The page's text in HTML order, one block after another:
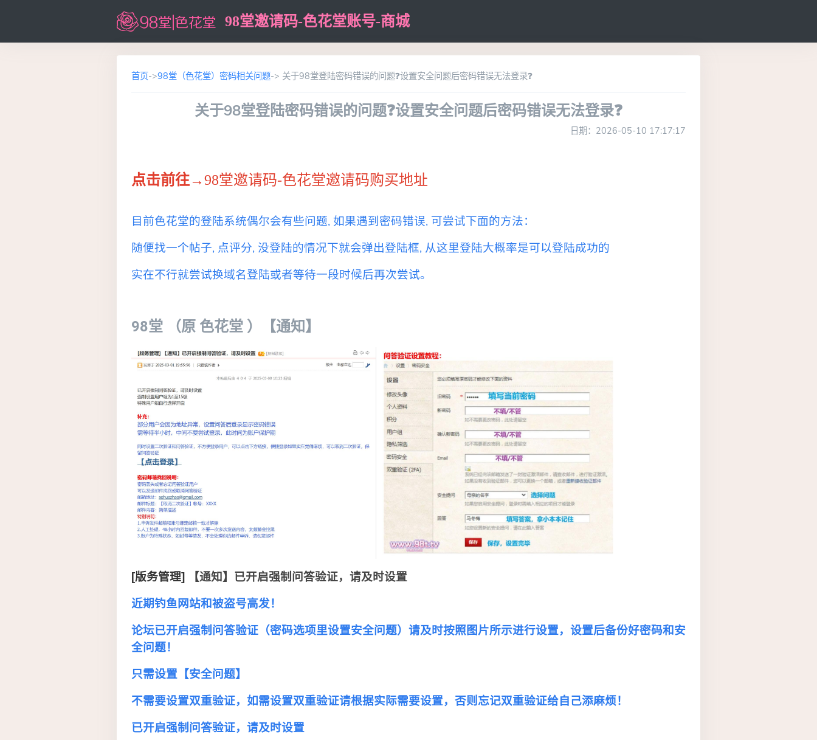
98堂邀请码-色花堂账号-商城
首页->98堂（色花堂）密码相关问题-> 关于98堂登陆密码错误的问题❓设置安全问题后密码错误无法登录❓
关于98堂登陆密码错误的问题❓设置安全问题后密码错误无法登录❓
日期：2026-05-10 17:17:17
点击前往→98堂邀请码-色花堂邀请码购买地址
目前色花堂的登陆系统偶尔会有些问题, 如果遇到密码错误, 可尝试下面的方法：
随便找一个帖子, 点评分, 没登陆的情况下就会弹出登陆框, 从这里登陆大概率是可以登陆成功的
实在不行就尝试换域名登陆或者等待一段时候后再次尝试。
98堂 （原 色花堂 ）【通知】
[版务管理] 【通知】已开启强制问答验证，请及时设置
近期钓鱼网站和被盗号高发！
论坛已开启强制问答验证（密码选项里设置安全问题）请及时按照图片所示进行设置，设置后备份好密码和安
全问题！
只需设置【安全问题】
不需要设置双重验证，如需设置双重验证请根据实际需要设置，否则忘记双重验证给自己添麻烦！
已开启强制问答验证，请及时设置